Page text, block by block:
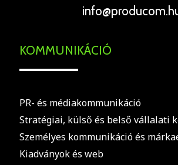
KOMMUNIKÁCIÓ
PR- és médiakommunikáció
Stratégiai, külső és belső vállalati
Személyes kommunikáció és
Kiadványok és web